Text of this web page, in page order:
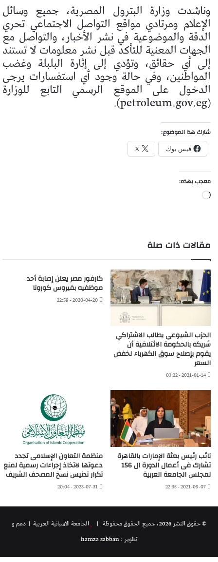
وناشدت وزارة البترول المصرية، جميع وسائل
الإعلام ومرتادي مواقع التواصل الاجتماعي تحري
الدقة والموضوعية في نشر الأخبار، والتواصل مع
الجهات المعنية للتأكد قبل نشر معلومات لا تستند
إلى أي حقائق، وتؤدي إلى إثارة البلبلة وغضب
المواطنين، وفي حالة وجود أي استفسارات يرجى
الدخول على الموقع‏ الرسمي التابع للوزارة
‏‏(‏‏petroleum.gov.eg‏).
شارك هذا الموضوع:
فيس بوك X
معجب بهذه:
جاري
مقالات ذات صلة
الحزب الشيوعي يطالب الاشتراكي
شريكه بالحكومة الائتلافية أن
يقوم بإصلاح سوق الكهرباء لخفض
السعر
2021-01-14 - 03:22
كارفور مصر يعلن إصابة أحد
موظفيه بفيروس كورونا
2020-04-20 - 22:59
نائب رئيس بعثة الإمارات بالقاهرة
تشارك فى أعمال الدورة ال 156
لمجلس الجامعة العربية
2021-09-07 - 22:35
منظمة التعاون الإسلامى تجدد
دعوتها لاتخاذ إجراءات رسمية لمنع
تكرار تدنيس نسخ المصحف الشريف
2023-07-31 - 20:04
© حقوق النشر 2026، جميع الحقوق محفوظة | الجامعة الاسبانية العريية | دعم و
تطوير : hamza sabban